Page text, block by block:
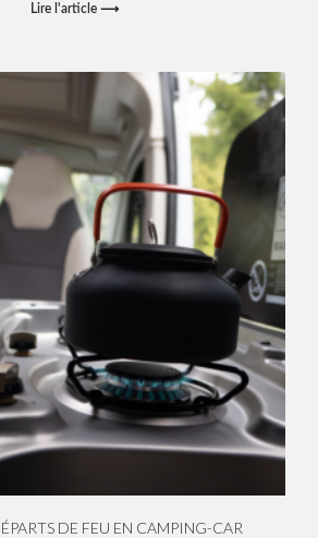
Lire l'article ⟶
DE FEU EN CAMPING-CAR